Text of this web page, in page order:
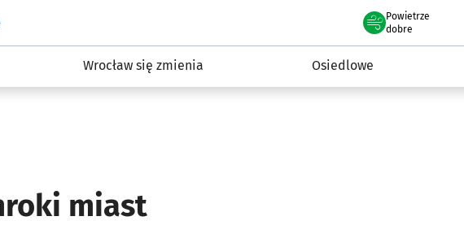
podserwis: #InwestycjeWRO - miejskie inwestycje 2019-2032
Powietrze
we Wrocławiu
dobre
Wrocław się zmienia Osiedlowe
miast